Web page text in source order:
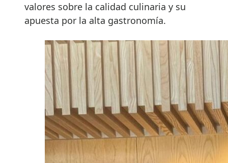
valores sobre la calidad culinaria y su
apuesta por la alta gastronomía.